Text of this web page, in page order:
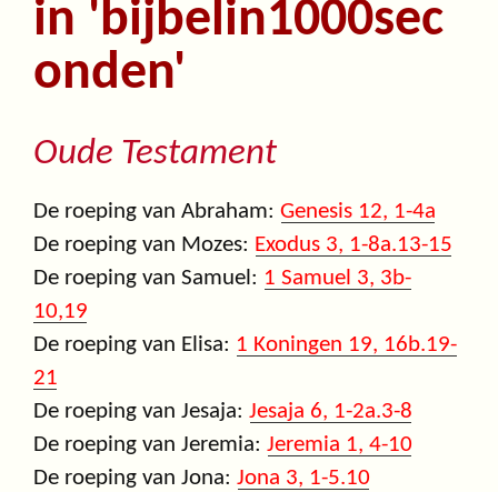
in 'bijbelin1000sec
onden'
Oude Testament
De roeping van Abraham: Genesis 12, 1-4a
De roeping van Mozes: Exodus 3, 1-8a.13-15
De roeping van Samuel: 1 Samuel 3, 3b-
10,19
De roeping van Elisa: 1 Koningen 19, 16b.19-
21
De roeping van Jesaja: Jesaja 6, 1-2a.3-8
De roeping van Jeremia: Jeremia 1, 4-10
De roeping van Jona: Jona 3, 1-5.10